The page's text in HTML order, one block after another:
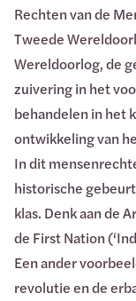
Rechten van de
Tweede
Wereldoorlog, de
zuivering in het
behandelen in het
ontwikkeling van
In dit
historische
klas. Denk aan de
de First Nation
Een ander
revolutie en de